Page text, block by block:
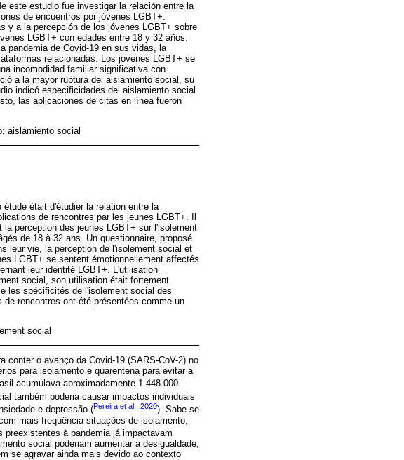
este estudio fue investigar la relación entre la
de encuentros por jóvenes LGBT+.
y a la percepción de los jóvenes LGBT+ sobre
LGBT+ con edades entre 18 y 32 años.
pandemia de Covid-19 en sus vidas, la
relacionadas. Los jóvenes LGBT+ se
incomodidad familiar significativa con
a la mayor ruptura del aislamiento social, su
indicó especificidades del aislamiento social
las aplicaciones de citas en línea fueron
aislamiento social
était d'étudier la relation entre la
de rencontres par les jeunes LGBT+. Il
perception des jeunes LGBT+ sur l'isolement
de 18 à 32 ans. Un questionnaire, proposé
leur vie, la perception de l'isolement social et
LGBT+ se sentent émotionnellement affectés
leur identité LGBT+. L'utilisation
social, son utilisation était fortement
les spécificités de l'isolement social des
rencontres ont été présentées comme un
social
conter o avanço da Covid-19 (SARS-CoV-2) no
para isolamento e quarentena para evitar a
acumulava aproximadamente 1.448.000
também poderia causar impactos individuais
e depressão (Pereira et al., 2020). Sabe-se
mais frequência situações de isolamento,
à pandemia já impactavam
social poderiam aumentar a desigualdade,
se agravar ainda mais devido ao contexto